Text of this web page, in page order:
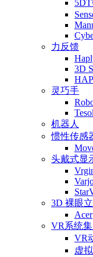
力反馈
3D
灵巧手
机器人
惯性传感
头戴式显
3D 裸眼
Acer
VR系统
VR
虚